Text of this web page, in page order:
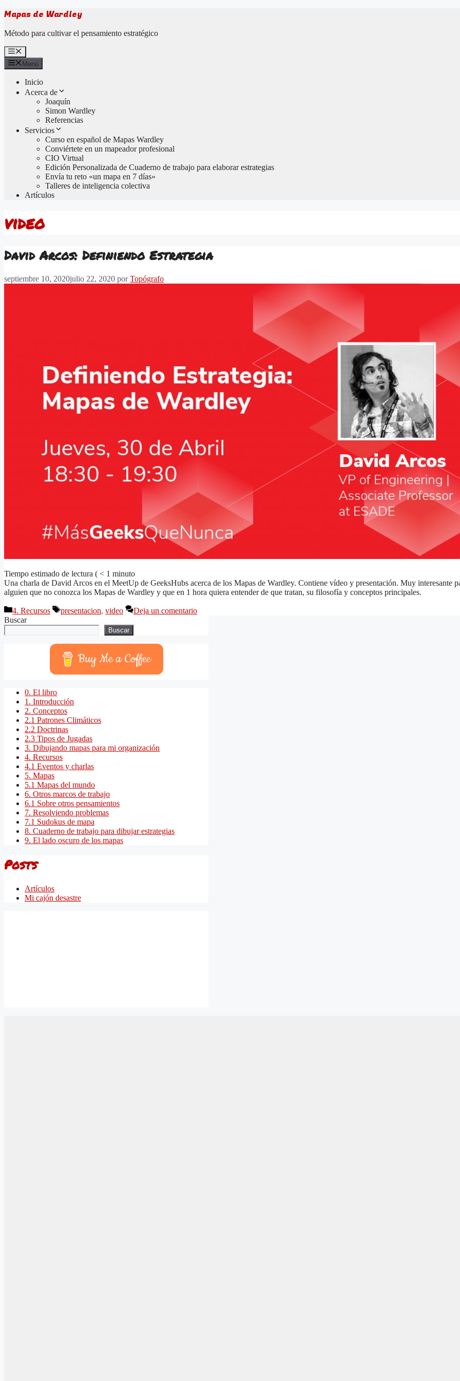
Saltar
contenido
Mapas de Wardley
Método para cultivar el pensamiento estratégico
Menú
Menú
Inicio
Acerca de
Joaquín
Simon Wardley
Referencias
Servicios
Curso en español de Mapas Wardley
Conviértete en un mapeador profesional
CIO Virtual
Edición Personalizada de Cuaderno de trabajo para elaborar estrategias
Envía tu reto «un mapa en 7 días»
Talleres de inteligencia colectiva
Artículos
video
David Arcos: Definiendo Estrategia
septiembre 10, 2020julio 22, 2020 porTopógrafo
Tiempo estimado de lectura ( < 1 minuto
Una charla de David Arcos en el MeetUp de GeeksHubs acerca de los Mapas de Wardley. Contiene vídeo y presentación. Muy interesante
alguien que no conozca los Mapas de Wardley y que en 1 hora quiera entender de que tratan, su filosofía y conceptos principales.
Categorías
4. Recursos Etiquetas
presentacion, video
Deja un comentario
Buscar
Buscar
Buy Me a Coffee
0. El libro
1. Introducción
2. Conceptos
2.1 Patrones Climáticos
2.2 Doctrinas
2.3 Tipos de Jugadas
3. Dibujando mapas para mi organización
4. Recursos
4.1 Eventos y charlas
5. Mapas
5.1 Mapas del mundo
6. Otros marcos de trabajo
6.1 Sobre otros pensamientos
7. Resolviendo problemas
7.1 Sudokus de mapa
8. Cuaderno de trabajo para dibujar estrategias
9. El lado oscuro de los mapas
Posts
Artículos
Mi cajón desastre